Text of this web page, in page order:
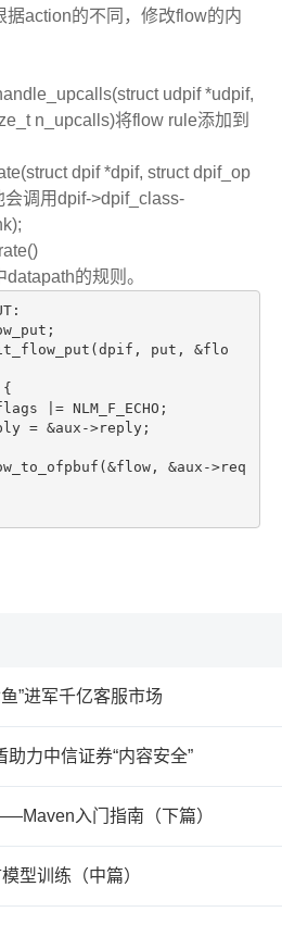
据action的不同，修改flow的内
udpif *udpif,
n_upcalls)将flow rule添加到
dpif *dpif, struct dpif_op
调用dpif->dpif_class-
的规则。
|= NLM_F_ECHO;
= &aux->reply;
”进军千亿客服市场
力中信证券“内容安全”
入门指南（下篇）
型训练（中篇）